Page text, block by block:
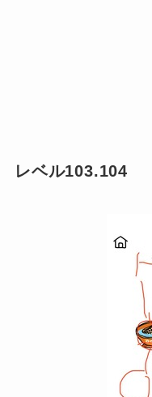
レベル103.104